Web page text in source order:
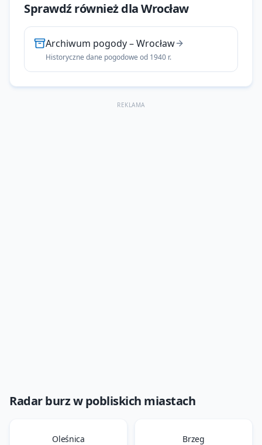
Sprawdź również dlaWrocław
Archiwum pogody–Wrocław
Historyczne dane pogodowe od 1940 r.
REKLAMA
Radar burzw pobliskich miastach
Oleśnica Brzeg